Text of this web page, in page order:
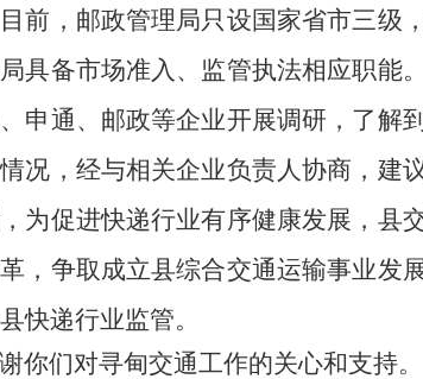
前，邮政管理局只设国家省市三级
具备市场准入、监管执法相应职能
申通、邮政等企业开展调研，了解
况，经与相关企业负责人协商，建
为促进快递行业有序健康发展，县
，争取成立县综合交通运输事业发
快递行业监管。
你们对寻甸交通工作的关心和支持。